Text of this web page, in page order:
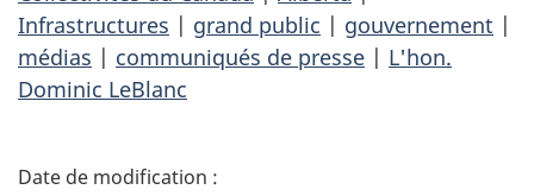
Infrastructures | grand public | gouvernement |
médias | communiqués de presse | L'hon.
Dominic LeBlanc
D